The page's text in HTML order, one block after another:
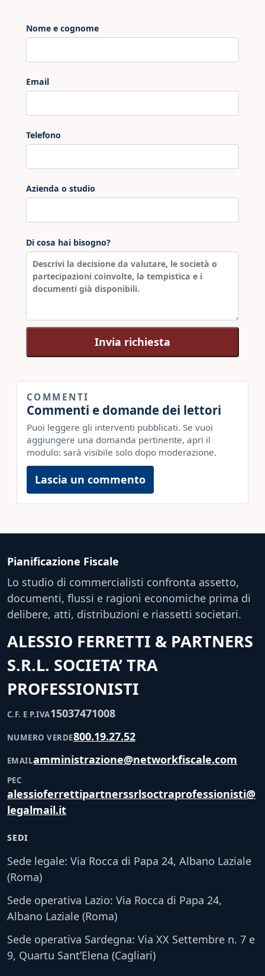
Nome e cognome
Email
Telefono
Azienda o studio
Di cosa hai bisogno?
Invia richiesta
COMMENTI
Commenti e domande dei lettori
Puoi leggere gli interventi pubblicati. Se vuoi
aggiungere una domanda pertinente, apri il
modulo: sarà visibile solo dopo moderazione.
Lascia un commento
Pianificazione Fiscale
Lo studio di commercialisti confronta assetto,
documenti, flussi e ragioni economiche prima di
delibere, atti, distribuzioni e riassetti societari.
ALESSIO FERRETTI & PARTNERS
S.R.L. SOCIETA’ TRA
PROFESSIONISTI
C.F. E P.IVA15037471008
NUMERO VERDE800.19.27.52
EMAILamministrazione@networkfiscale.com
PEC
alessioferrettipartnerssrlsoctraprofessionisti@
legalmail.it
SEDI
Sede legale: Via Rocca di Papa 24, Albano Laziale
(Roma)
Sede operativa Lazio: Via Rocca di Papa 24,
Albano Laziale (Roma)
Sede operativa Sardegna: Via XX Settembre n. 7 e
9, Quartu Sant’Elena (Cagliari)